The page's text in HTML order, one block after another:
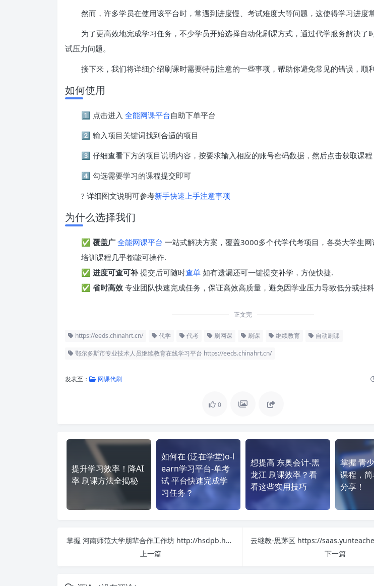
然而，许多学员在使用该平台时，常遇到进度慢、考试难度大等问题，这使得学习进度常
为了更高效地完成学习任务，不少学员开始选择自动化刷课方式，通过代学服务解决了
试压力问题。
接下来，我们将详细介绍刷课时需要特别注意的一些事项，帮助你避免常见的错误，顺利
如何使用
1️⃣ 点击进入 全能网课平台自助下单平台
2️⃣ 输入项目关键词找到合适的项目
3️⃣ 仔细查看下方的项目说明内容，按要求输入相应的账号密码数据，然后点击获取课程
4️⃣ 勾选需要学习的课程提交即可
? 详细图文说明可参考新手快速上手注意事项
为什么选择我们
✅ 覆盖广 全能网课平台 一站式解决方案，覆盖3000多个代学代考项目，各类大学生
培训课程几乎都能可操作.
✅ 进度可查可补提交后可随时查单 如有遗漏还可一键提交补学，方便快捷.
✅ 省时高效 专业团队快速完成任务，保证高效高质量，避免因学业压力导致低分或挂科
正文完
https://eeds.chinahrt.cn/ 代学 代考 刷网课 刷课 继续教育 自动刷课
鄂尔多斯市专业技术人员继续教育在线学习平台 https://eeds.chinahrt.cn/
发表至： 网课代刷
0
提升学习效率！降AI
率 刷课方法全揭秘
如何在 (泛在学堂)o-l
earn学习平台-单考
试 平台快速完成学
习任务？
想提高 东奥会计-黑
龙江 刷课效率？看
看这些实用技巧
掌握 青
课程，
分享！
掌握 河南师范大学朋辈合作工作坊 http://hsdpb.henanteacher.cn/ 课程，简单刷课技巧分享！
上一篇
下一篇